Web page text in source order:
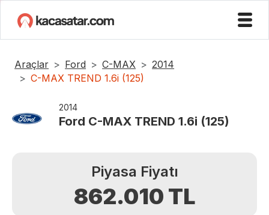
Araçlar Ford C-MAX
2014
C-MAX TREND 1.6i (125)
2014
Ford C-MAX TREND 1.6i (125)
Piyasa Fiyatı
862.010 TL